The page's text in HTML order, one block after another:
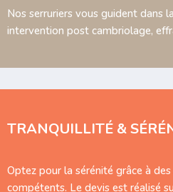
Nos serruriers vous guident dans
intervention post cambriolage,
TRANQUILLITÉ &
Optez pour la sérénité grâce à
compétents. Le devis est réalisé